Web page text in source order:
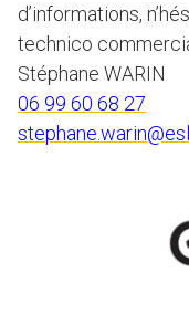
d’informations,
technico
Stéphane WARIN
06 99 60 68 27